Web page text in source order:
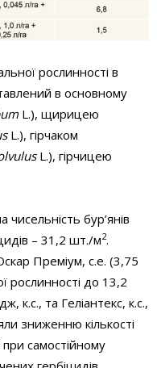
рослинності в
в основному
L.), щи­рицею
L.), гірчаком
L.), гірчицею
чисельність бур’янів
– 31,2 шт./м2.
Преміум, с.е. (3,75
рослинності до 13,2
к.с., та Геліантекс, к.с.,
зниженню кількості
при самостійному